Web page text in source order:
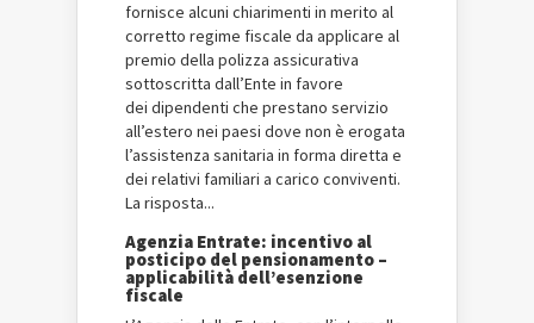
fornisce alcuni chiarimenti in merito al
corretto regime fiscale da applicare al
premio della polizza assicurativa
sottoscritta dall’Ente in favore
dei dipendenti che prestano servizio
all’estero nei paesi dove non è erogata
l’assistenza sanitaria in forma diretta e
dei relativi familiari a carico conviventi.
La risposta...
Agenzia Entrate: incentivo al
posticipo del pensionamento –
applicabilità dell’esenzione
fiscale